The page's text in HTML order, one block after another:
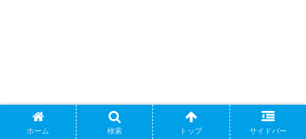
ホーム 検索 トップ サイドバー